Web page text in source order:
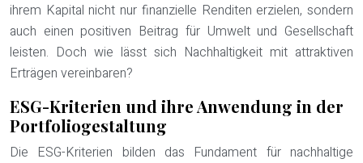
ihrem Kapital nicht nur finanzielle Renditen erzielen, sondern
auch einen positiven Beitrag für Umwelt und Gesellschaft
leisten. Doch wie lässt sich Nachhaltigkeit mit attraktiven
Erträgen vereinbaren?
ESG-Kriterien und ihre Anwendung in der
Portfoliogestaltung
Die ESG-Kriterien bilden das Fundament für nachhaltige